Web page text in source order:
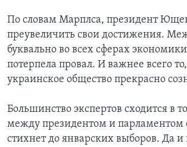
По словам Марплса, президент
преувеличить свои достижения.
буквально во всех сферах
потерпела провал. И важнее всего
украинское общество прекрасно
Большинство экспертов сходится в
между президентом и парламентом
стихнет до январских выборов. Да